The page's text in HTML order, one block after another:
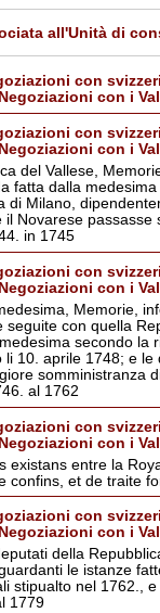
all'Unità di
con
con i
con
con i
del Vallese,
fatta dalla
di Milano,
Novarese
in 1745
con
con i
Memorie,
seguite con quella
secondo la
li 10. aprile 1748; e
somministranza
al 1762
con
con i
existans entre la
confins, et de traite
con
con i
della
le istanze
stipualto nel 1762.,
1779